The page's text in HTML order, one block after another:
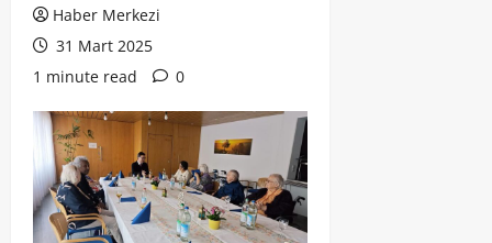
Haber Merkezi
31 Mart 2025
1 minute read
0